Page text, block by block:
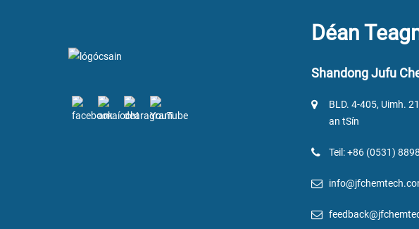
Déan
Shandong Jufu
BLD. 4-405, Uimh.
an tSín
Teil: +86 (0531)